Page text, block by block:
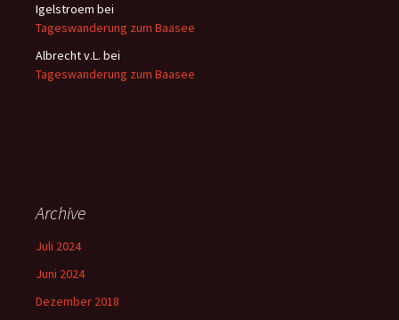
Igelstroem bei
Tageswanderung zum Baasee
Albrecht v.L. bei
Tageswanderung zum Baasee
Archive
Juli 2024
Juni 2024
Dezember 2018